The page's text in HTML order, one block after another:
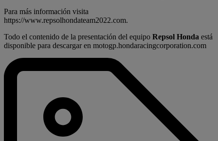
Para más información visita
https://www.repsolhondateam2022.com.
Todo el contenido de la presentación del equipo Repsol Honda está
disponible para descargar en motogp.hondaracingcorporation.com